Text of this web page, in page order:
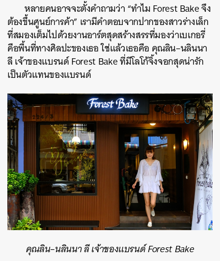
หลายคนอาจจะตั้งคำถามว่า“ทำไมForest Bakeจึง
ต้องขึ้นศูนย์การค้า” เรามีคำตอบจากปากของสาวร่างเล็ก
ที่สมองเต็มไปด้วยงานอาร์ตสุดสร้างสรรที่มองว่าเบเกอรี่
คือพื้นที่ทางศิลปะของเธอใช่แล้วเธอคือ คุณลิน–นลินนา
ลีเจ้าของแบรนด์Forest Bakeที่มีโลโก้จิ้งจอกสุดน่ารัก
เป็นตัวแทนของแบรนด์
คุณลิน–นลินนาลีเจ้าของแบรนด์Forest Bake